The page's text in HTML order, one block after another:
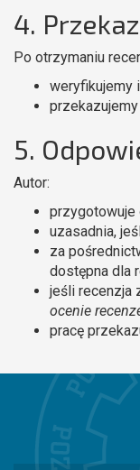
4.
Po otrzymaniu
weryfikujemy
5.
Autor:
przygotowuje
uzasadnia,
za
dostępna dla
jeśli recenzja
ocenie
pracę